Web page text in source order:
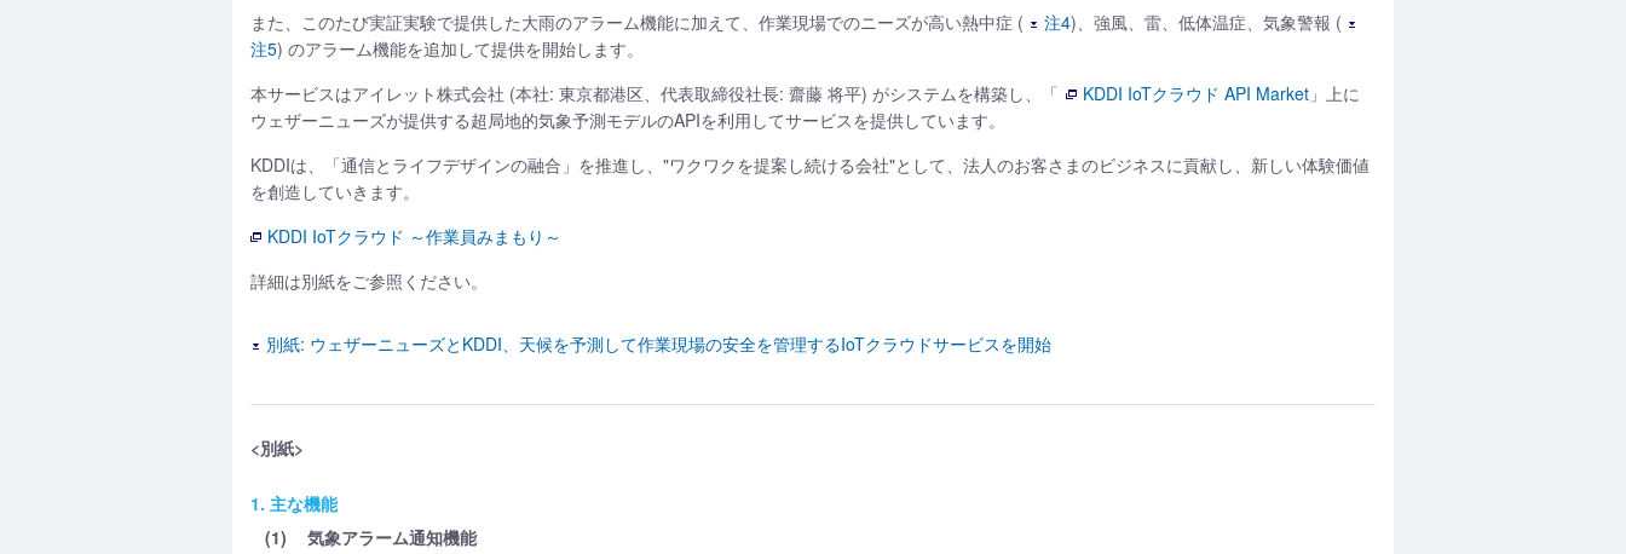
また、このたび実証実験で提供した大雨のアラーム機能に加えて、作業現場でのニーズが高い熱中症 (
注4)、強風、雷、低体温症、気象警報 (
注5) のアラーム機能を追加して提供を開始します。
本サービスはアイレット株式会社 (本社: 東京都港区、代表取締役社長: 齋藤 将平) がシステムを構築し、「
KDDI IoTクラウド API Market 」上に
ウェザーニューズが提供する超局地的気象予測モデルのAPIを利用してサービスを提供しています。
KDDIは、「通信とライフデザインの融合」を推進し、"ワクワクを提案し続ける会社"として、法人のお客さまのビジネスに貢献し、新しい体験価値
を創造していきます。
KDDI IoTクラウド ～作業員みまもり～
詳細は別紙をご参照ください。
別紙: ウェザーニューズとKDDI、天候を予測して作業現場の安全を管理するIoTクラウドサービスを開始
<別紙>
1. 主な機能
(1)
気象アラーム通知機能